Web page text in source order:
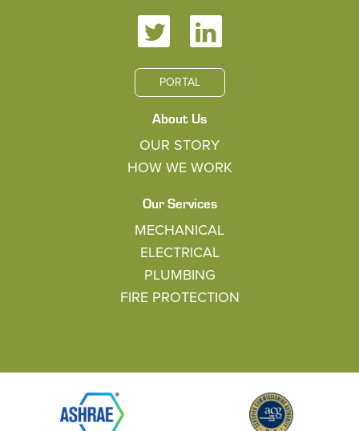
PORTAL
About Us
OUR STORY
HOW WE WORK
Our Services
MECHANICAL
ELECTRICAL
PLUMBING
FIRE PROTECTION